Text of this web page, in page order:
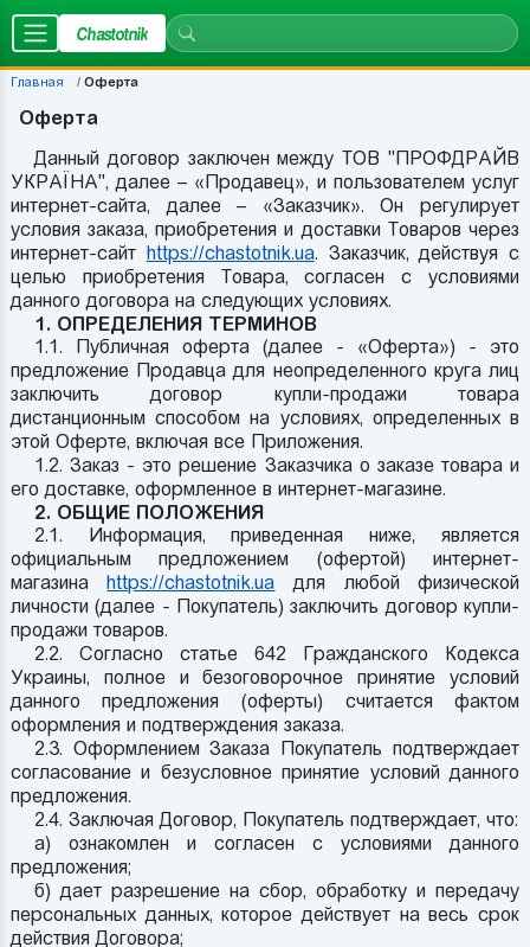
Chastotnik
Главная Оферта
Оферта
Данный договор заключен между ТОВ "ПРОФДРАЙВ
УКРАЇНА", далее – «Продавец», и пользователем услуг
интернет-сайта, далее – «Заказчик». Он регулирует
условия заказа, приобретения и доставки Товаров через
интернет-сайт https://chastotnik.ua. Заказчик, действуя с
целью приобретения Товара, согласен с условиями
данного договора на следующих условиях.
1. ОПРЕДЕЛЕНИЯ ТЕРМИНОВ
1.1. Публичная оферта (далее - «Оферта») - это
предложение Продавца для неопределенного круга лиц
заключить договор купли-продажи товара
дистанционным способом на условиях, определенных в
этой Оферте, включая все Приложения.
1.2. Заказ - это решение Заказчика о заказе товара и
его доставке, оформленное в интернет-магазине.
2. ОБЩИЕ ПОЛОЖЕНИЯ
2.1. Информация, приведенная ниже, является
официальным предложением (офертой) интернет-
магазинаhttps://chastotnik.ua для любой физической
личности (далее - Покупатель) заключить договор купли-
продажи товаров.
2.2. Согласно статье 642 Гражданского Кодекса
Украины, полное и безоговорочное принятие условий
данного предложения (оферты) считается фактом
оформления и подтверждения заказа.
2.3. Оформлением Заказа Покупатель подтверждает
согласование и безусловное принятие условий данного
предложения.
2.4. Заключая Договор, Покупатель подтверждает, что:
а) ознакомлен и согласен с условиями данного
предложения;
б) дает разрешение на сбор, обработку и передачу
персональных данных, которое действует на весь срок
действия Договора;